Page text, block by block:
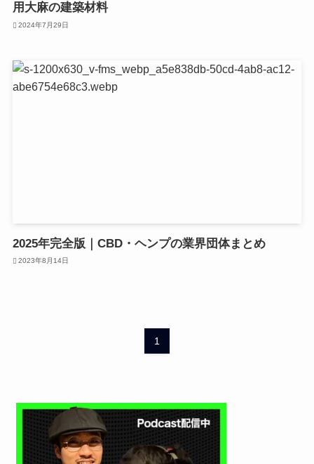
用大麻の建築材料
2024年7月29日
2025年完全版｜CBD・ヘンプの業界団体まとめ
2023年8月14日
1